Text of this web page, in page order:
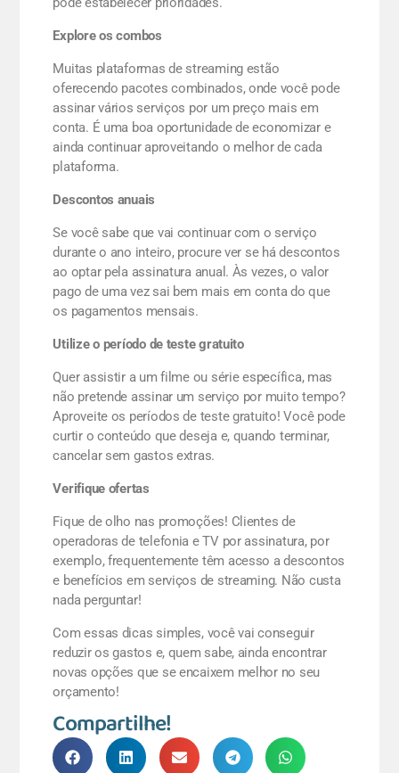
Explore os combos
Muitas plataformas de streaming estão
oferecendo pacotes combinados, onde você pode
assinar vários serviços por um preço mais em
conta. É uma boa oportunidade de economizar e
ainda continuar aproveitando o melhor de cada
plataforma.
Descontos anuais
Se você sabe que vai continuar com o serviço
durante o ano inteiro, procure ver se há descontos
ao optar pela assinatura anual. Às vezes, o valor
pago de uma vez sai bem mais em conta do que
os pagamentos mensais.
Utilize o período de teste gratuito
Quer assistir a um filme ou série específica, mas
não pretende assinar um serviço por muito tempo?
Aproveite os períodos de teste gratuito! Você pode
curtir o conteúdo que deseja e, quando terminar,
cancelar sem gastos extras.
Verifique ofertas
Fique de olho nas promoções! Clientes de
operadoras de telefonia e TV por assinatura, por
exemplo, frequentemente têm acesso a descontos
e benefícios em serviços de streaming. Não custa
nada perguntar!
Com essas dicas simples, você vai conseguir
reduzir os gastos e, quem sabe, ainda encontrar
novas opções que se encaixem melhor no seu
orçamento!
Compartilhe!